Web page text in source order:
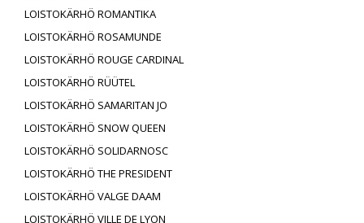
LOISTOKÄRHÖ ROMANTIKA
LOISTOKÄRHÖ ROSAMUNDE
LOISTOKÄRHÖ ROUGE CARDINAL
LOISTOKÄRHÖ RÜÜTEL
LOISTOKÄRHÖ SAMARITAN JO
LOISTOKÄRHÖ SNOW QUEEN
LOISTOKÄRHÖ SOLIDARNOSC
LOISTOKÄRHÖ THE PRESIDENT
LOISTOKÄRHÖ VALGE DAAM
LOISTOKÄRHÖ VILLE DE LYON